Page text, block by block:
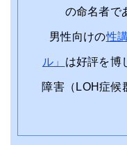
の命名者で
男性向けの性
ル」 は好評を博
障害（LOH症候